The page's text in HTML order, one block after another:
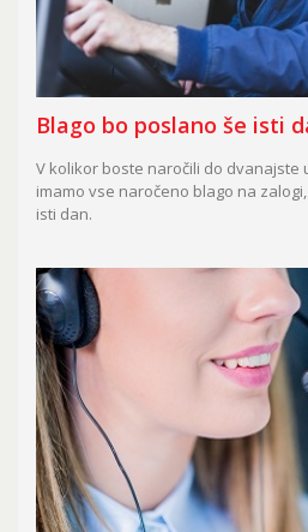
Blago bo poslano še isti
V kolikor boste naročili do dvanajste
imamo vse naročeno blago na
isti dan.